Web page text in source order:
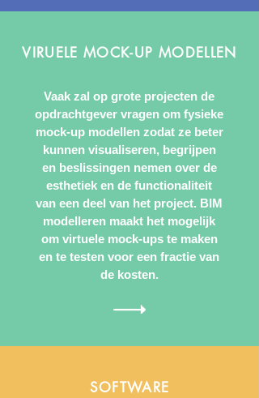
VIRUELE MOCK-UP MODELLEN
Vaak zal op grote projecten de
opdrachtgever vragen om fysieke
mock-up modellen zodat ze beter
kunnen visualiseren, begrijpen
en beslissingen nemen over de
esthetiek en de functionaliteit
van een deel van het project. BIM
modelleren maakt het mogelijk
om virtuele mock-ups te maken
en te testen voor een fractie van
de kosten.
SOFTWARE